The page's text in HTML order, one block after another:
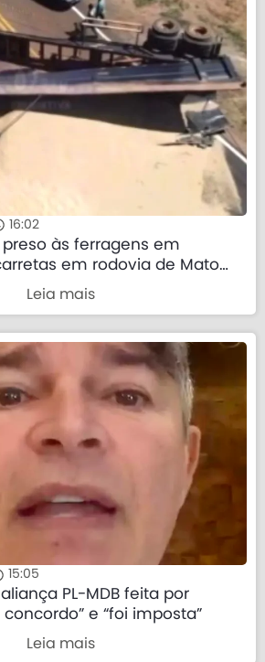
16:02
às ferragens em
em rodovia de Mato
Leia mais
15:05
PL-MDB feita por
e “foi imposta”
Leia mais